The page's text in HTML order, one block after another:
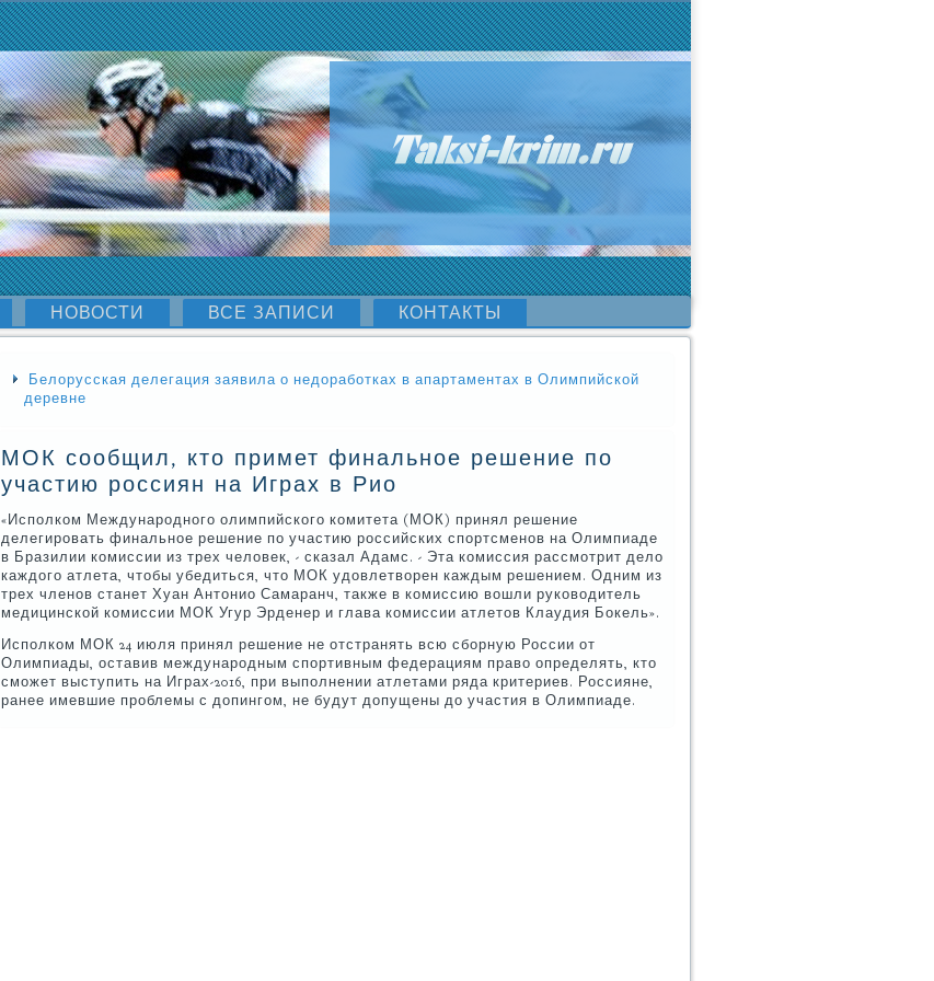
НОВОСТИ ВСЕ ЗАПИСИ КОНТАКТЫ
Белорусская делегация заявила о недоработках в апартаментах в Олимпийской
деревне
МОК сообщил, кто примет финальное решение по
участию россиян на Играх в Рио
«Исполком Международного олимпийского комитета (МОК) принял решение
делегировать финальное решение по участию российских спортсменов на Олимпиаде
в Бразилии комиссии из трех человек, - сказал Адамс. - Эта комиссия рассмотрит дело
каждого атлета, чтобы убедиться, что МОК удовлетворен каждым решением. Одним из
трех членов станет Хуан Антонио Самаранч, также в комиссию вошли руководитель
медицинской комиссии МОК Угур Эрденер и глава комиссии атлетов Клаудия Бокель».
Исполком МОК 24 июля принял решение не отстранять всю сборную России от
Олимпиады, оставив международным спортивным федерациям право определять, кто
сможет выступить на Играх-2016, при выполнении атлетами ряда критериев. Россияне,
ранее имевшие проблемы с допингом, не будут допущены до участия в Олимпиаде.